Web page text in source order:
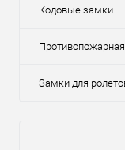
Кодовые замки
Замки для